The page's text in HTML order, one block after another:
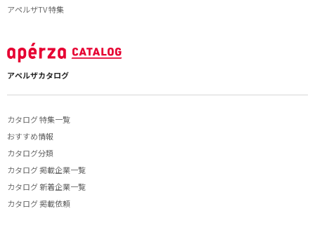
アペルザTV 特集
アペルザカタログ
カタログ 特集一覧
おすすめ情報
カタログ分類
カタログ 掲載企業一覧
カタログ 新着企業一覧
カタログ 掲載依頼